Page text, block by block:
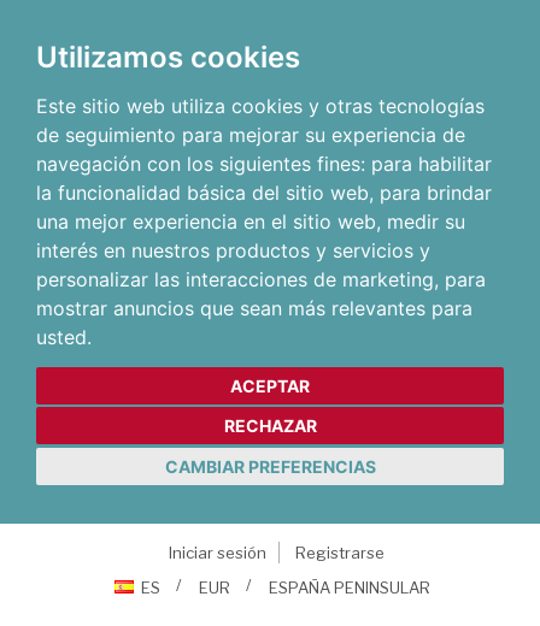
Utilizamos cookies
Este sitio web utiliza cookies y otras tecnologías
de seguimiento para mejorar su experiencia de
navegación con los siguientes fines: para habilitar
la funcionalidad básica del sitio web, para brindar
una mejor experiencia en el sitio web, medir su
interés en nuestros productos y servicios y
personalizar las interacciones de marketing, para
mostrar anuncios que sean más relevantes para
usted.
ACEPTAR
RECHAZAR
CAMBIAR PREFERENCIAS
Iniciar sesión
Registrarse
ES
EUR ESPAÑA PENINSULAR